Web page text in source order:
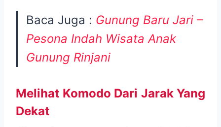
Baca Juga : Gunung Baru Jari –
Pesona Indah Wisata Anak
Gunung Rinjani
Melihat Komodo Dari Jarak Yang
Dekat